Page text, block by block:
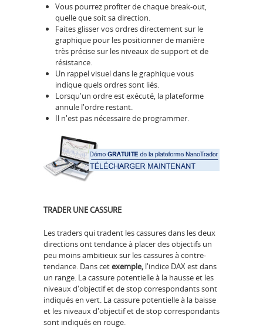
Vous pourrez profiter de chaque break-out,
quelle que soit sa direction.
Faites glisser vos ordres directement sur le
graphique pour les positionner de manière
très précise sur les niveaux de support et de
résistance.
Un rappel visuel dans le graphique vous
indique quels ordres sont liés.
Lorsqu'un ordre est exécuté, la plateforme
annule l'ordre restant.
Il n'est pas nécessaire de programmer.
TRADER UNE CASSURE
Les traders qui tradent les cassures dans les deux
directions ont tendance à placer des objectifs un
peu moins ambitieux sur les cassures à contre-
tendance. Dans cetexemple, l'indice DAX est dans
un range. La cassure potentielle à la hausse et les
niveaux d'objectif et de stop correspondants sont
indiqués en vert. La cassure potentielle à la baisse
et les niveaux d'objectif et de stop correspondants
sont indiqués en rouge.